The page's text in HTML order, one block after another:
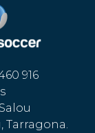
916
Tarragona.